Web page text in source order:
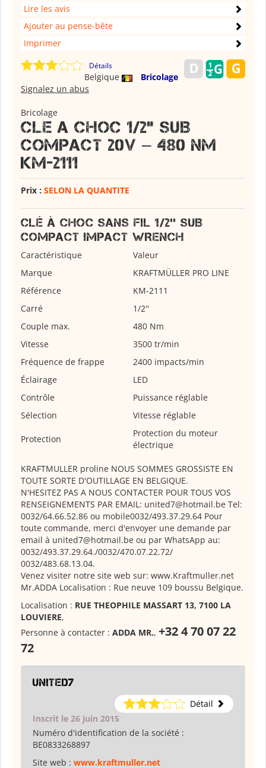
Lire les avis
Ajouter au pense-bête
Imprimer
Détails
Belgique
Bricolage
Signalez un abus
Bricolage
CLE A CHOC 1/2" SUB
COMPACT 20V – 480 NM
KM-2111
Prix : SELON LA QUANTITE
Clé à choc sans fil 1/2'' SUB
COMPACT IMPACT WRENCH
Caractéristique
Valeur
Marque
KRAFTMÜLLER PRO LINE
Référence
KM-2111
Carré
1/2''
Couple max.
480 Nm
Vitesse
3500 tr/min
Fréquence de frappe
2400 impacts/min
Éclairage
LED
Contrôle
Puissance réglable
Sélection
Vitesse réglable
Protection
Protection du moteur
électrique
KRAFTMULLER proline NOUS SOMMES GROSSISTE EN
TOUTE SORTE D'OUTILLAGE EN BELGIQUE.
N'HESITEZ PAS A NOUS CONTACTER POUR TOUS VOS
RENSEIGNEMENTS PAR EMAIL: united7@hotmail.be Tel:
0032/64.66.52.86 ou mobile0032/493.37.29.64 Pour
toute commande, merci d'envoyer une demande par
email à united7@hotmail.be ou par WhatsApp au:
0032/493.37.29.64./0032/470.07.22.72/
0032/483.68.13.04.
Venez visiter notre site web sur: www.Kraftmuller.net
Mr.ADDA Localisation : Rue neuve 109 boussu Belgique.
Localisation : RUE THEOPHILE MASSART 13, 7100 LA
LOUVIERE,
Personne à contacter : ADDA MR., +32 4 70 07 22
72
UNITED7
Détail
Inscrit le 26 juin 2015
Numéro d'identification de la société :
BE0833268897
Site web : www.kraftmuller.net